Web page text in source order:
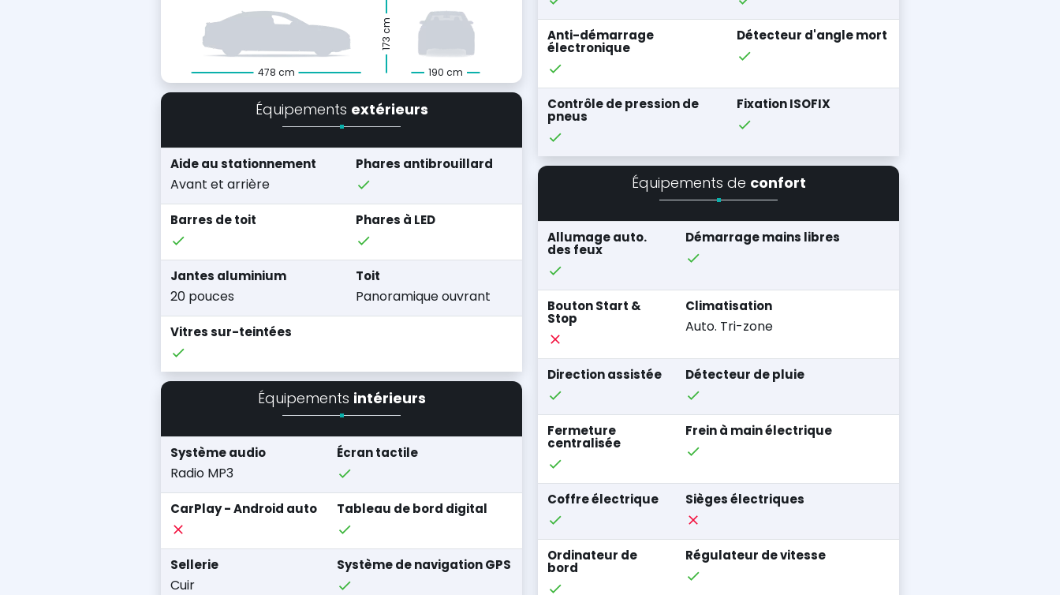
478 cm 190 cm
173 cm
Équipements extérieurs
Aide au stationnement
Avant et arrière
Phares antibrouillard
Barres de toit Phares à LED
Jantes aluminium
20 pouces
Toit
Panoramique ouvrant
Vitres sur-teintées
Équipements intérieurs
Système audio
Radio MP3
Écran tactile
CarPlay - Android auto Tableau de bord digital
Sellerie
Cuir
Système de navigation GPS
Anti-démarrage
électronique
Détecteur d'angle mort
Contrôle de pression de
pneus
Fixation ISOFIX
Équipements de confort
Allumage auto.
des feux
Démarrage mains libres
Bouton Start &
Stop
Climatisation
Auto. Tri-zone
Direction assistée Détecteur de pluie
Fermeture
centralisée
Frein à main électrique
Coffre électrique Sièges électriques
Ordinateur de
bord
Régulateur de vitesse